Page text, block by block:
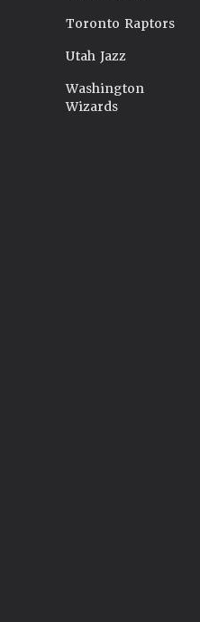
Toronto Raptors
Utah Jazz
Washington
Wizards